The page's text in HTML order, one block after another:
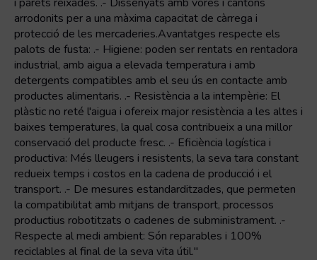
arrodonits per a una màxima capacitat de càrrega i
protecció de les mercaderies.Avantatges respecte els
palots de fusta: .- Higiene: poden ser rentats en rentadora
industrial, amb aigua a elevada temperatura i amb
detergents compatibles amb el seu ús en contacte amb
productes alimentaris. .- Resistència a la intempèrie: El
plàstic no reté l'aigua i ofereix major resistència a les altes i
baixes temperatures, la qual cosa contribueix a una millor
conservació del producte fresc. .- Eficiència logí­stica i
productiva: Més lleugers i resistents, la seva tara constant
redueix temps i costos en la cadena de producció i el
transport. .- De mesures estandarditzades, que permeten
la compatibilitat amb mitjans de transport, processos
productius robotitzats o cadenes de subministrament. .-
Respecte al medi ambient: Són reparables i 100%
reciclables al final de la seva vita útil."